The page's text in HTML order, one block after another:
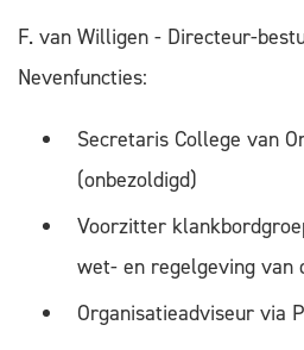
F. van Willigen - Directeur-
Nevenfuncties:
Secretaris College van
(onbezoldigd)
Voorzitter
wet- en regelgeving van
Organisatieadviseur via